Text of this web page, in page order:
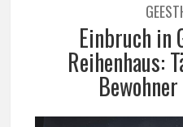
Einbruch in
Reihenhaus: